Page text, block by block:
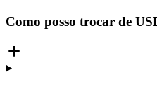
Como posso trocar de